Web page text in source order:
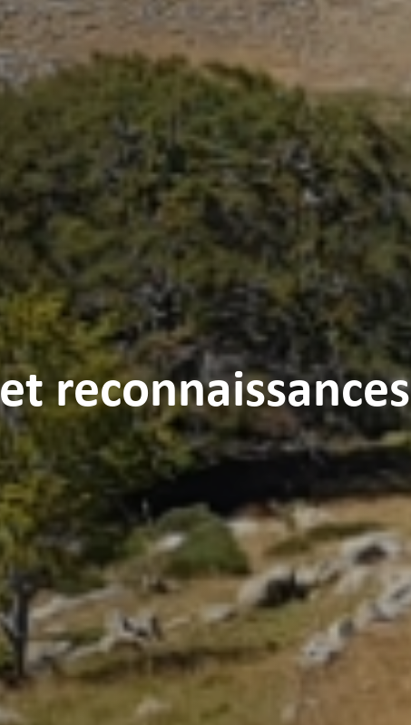
reconnaissances